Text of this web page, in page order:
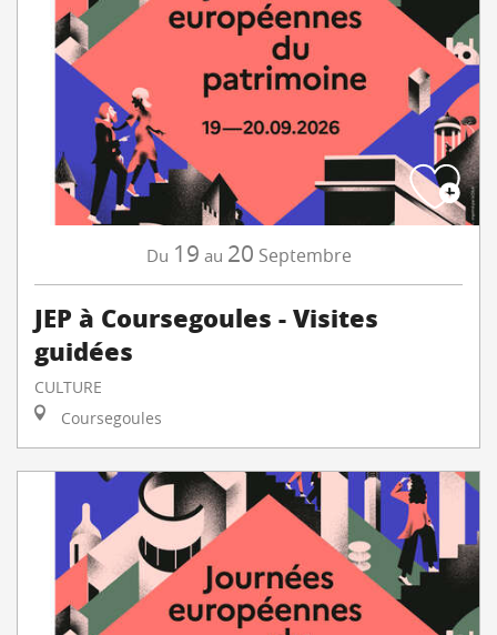
Du 19 au 20 Septembre
JEP à Coursegoules - Visites
guidées
CULTURE
Coursegoules